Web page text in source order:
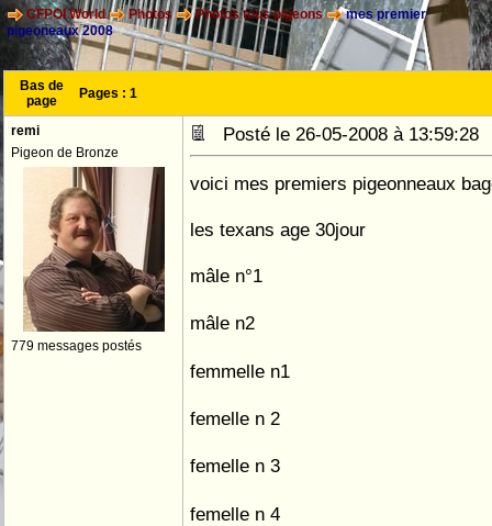
CFPOI World Photos Photos tous pigeons
mes premier
pigeoneaux 2008
Bas de
page
Pages : 1
remi
Pigeon de Bronze
779 messages postés
Posté le 26-05-2008 à
voici mes premiers pigeonneaux
les texans age 30jour
mâle n°1
mâle n2
femmelle n1
femelle n 2
femelle n 3
femelle n 4